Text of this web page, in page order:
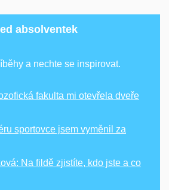
absolventek
a nechte se inspirovat.
fakulta mi otevřela dveře
sportovce jsem vyměnil za
Na fildě zjistíte, kdo jste a co